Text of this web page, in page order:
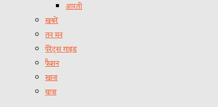
आरती
खबरें
तन मन
पेरेंट्स गाइड
फैशन
खाना
यात्रा